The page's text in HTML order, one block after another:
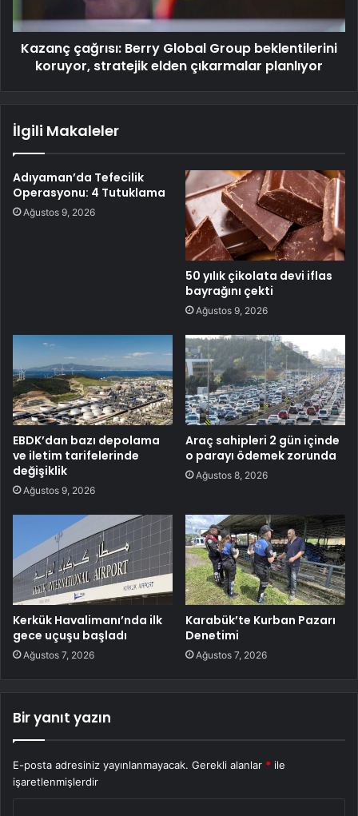
Kazanç çağrısı: Berry Global Group beklentilerini
koruyor, stratejik elden çıkarmalar planlıyor
İlgili Makaleler
Adıyaman’da Tefecilik
Operasyonu: 4 Tutuklama
Ağustos 9, 2026
50 yılık çikolata devi iflas
bayrağını çekti
Ağustos 9, 2026
EBDK’dan bazı depolama
ve iletim tarifelerinde
değişiklik
Ağustos 9, 2026
Araç sahipleri 2 gün içinde
o parayı ödemek zorunda
Ağustos 8, 2026
Kerkük Havalimanı’nda ilk
gece uçuşu başladı
Ağustos 7, 2026
Karabük’te Kurban Pazarı
Denetimi
Ağustos 7, 2026
Bir yanıt yazın
E-posta adresiniz yayınlanmayacak. Gerekli alanlar * ile
işaretlenmişlerdir